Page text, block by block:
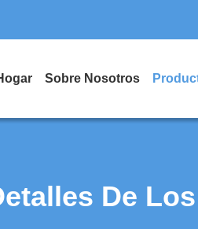
Sobre Nosotros
De